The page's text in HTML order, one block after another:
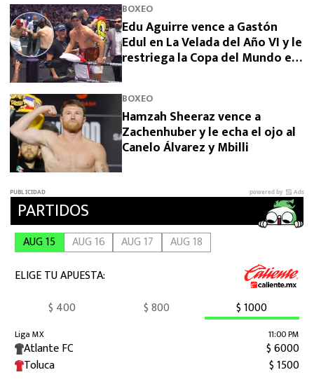
BOXEO
Edu Aguirre vence a Gastón
Edul en La Velada del Año VI y le
restriega la Copa del Mundo en
BOXEO
Hamzah Sheeraz vence a
Zachenhuber y le echa el ojo al
Canelo Álvarez y Mbilli